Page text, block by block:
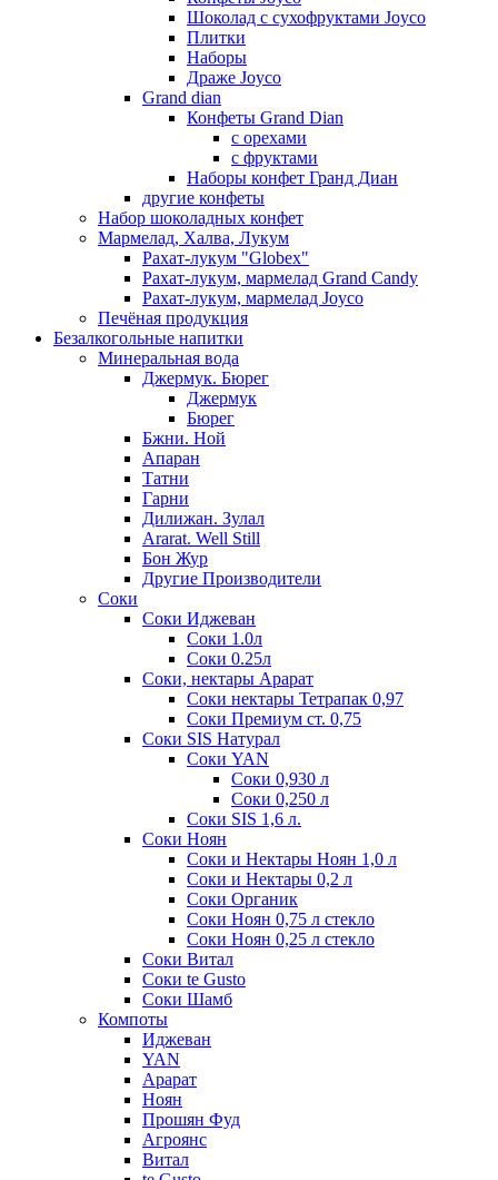
Шоколад с сухофруктами Joyco
Плитки
Наборы
Драже Joyco
Grand dian
Конфеты Grand Dian
с орехами
с фруктами
Наборы конфет Гранд Диан
другие конфеты
Набор шоколадных конфет
Мармелад, Халва, Лукум
Рахат-лукум "Globex"
Рахат-лукум, мармелад Grand Candy
Рахат-лукум, мармелад Joyco
Печёная продукция
Безалкогольные напитки
Минеральная вода
Джермук. Бюрег
Джермук
Бюрег
Бжни. Ной
Апаран
Татни
Гарни
Дилижан. Зулал
Ararat. Well Still
Бон Жур
Другие Производители
Соки
Соки Иджеван
Соки 1.0л
Соки 0.25л
Соки, нектары Арарат
Соки нектары Тетрапак 0,97
Соки Премиум ст. 0,75
Соки SIS Натурал
Соки YAN
Соки 0,930 л
Соки 0,250 л
Соки SIS 1,6 л.
Соки Ноян
Соки и Нектары Ноян 1,0 л
Соки и Нектары 0,2 л
Соки Органик
Соки Ноян 0,75 л стекло
Соки Ноян 0,25 л стекло
Соки Витал
Соки te Gusto
Соки Шамб
Компоты
Иджеван
YAN
Арарат
Ноян
Прошян Фуд
Агроянс
Витал